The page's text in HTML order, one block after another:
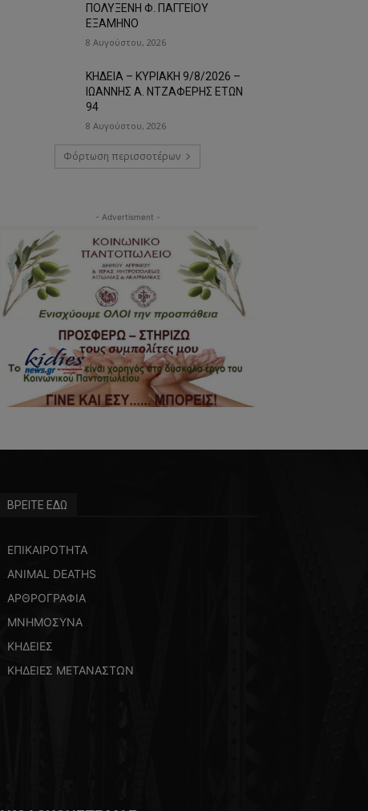
ΠΟΛΥΞΕΝΗ Φ. ΠΑΓΓΕΙΟΥ
ΕΞΑΜΗΝΟ
8 Αυγούστου, 2026
ΚΗΔΕΙΑ – ΚΥΡΙΑΚΗ 9/8/2026 –
ΙΩΑΝΝΗΣ Α. ΝΤΖΑΦΕΡΗΣ ΕΤΩΝ
94
8 Αυγούστου, 2026
Φόρτωση περισσοτέρων
- Advertisment -
ΒΡΕΙΤΕ ΕΔΩ
ΕΠΙΚΑΙΡΟΤΗΤΑ
ANIMAL DEATHS
ΑΡΘΡΟΓΡΑΦΙΑ
ΜΝΗΜΟΣΥΝΑ
ΚΗΔΕΙΕΣ
ΚΗΔΕΙΕΣ ΜΕΤΑΝΑΣΤΩΝ